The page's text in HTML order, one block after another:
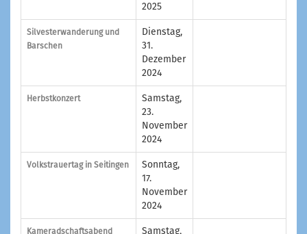
2025
Silvesterwanderung und
Barschen
Dienstag,
31.
Dezember
2024
Herbstkonzert
Samstag,
23.
November
2024
Volkstrauertag in Seitingen
Sonntag,
17.
November
2024
Kameradschaftsabend Samstag,